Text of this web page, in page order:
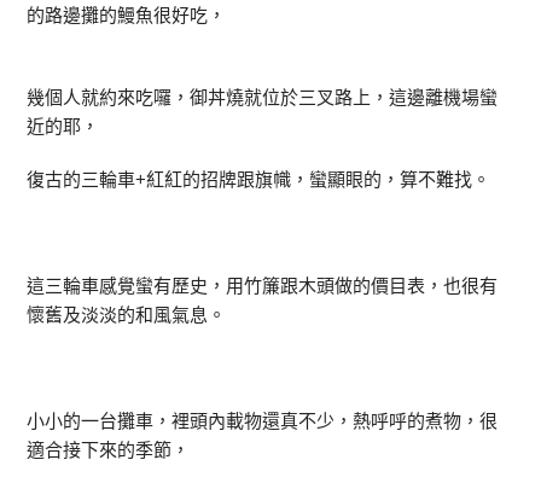
的路邊攤的鰻魚很好吃，
幾個人就約來吃囉，御丼燒就位於三叉路上，這邊離機場蠻
近的耶，
復古的三輪車+紅紅的招牌跟旗幟，蠻顯眼的，算不難找。
這三輪車感覺蠻有歷史，用竹簾跟木頭做的價目表，也很有
懷舊及淡淡的和風氣息。
小小的一台攤車，裡頭內載物還真不少，熱呼呼的煮物，很
適合接下來的季節，